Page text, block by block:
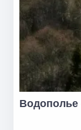
Водополье